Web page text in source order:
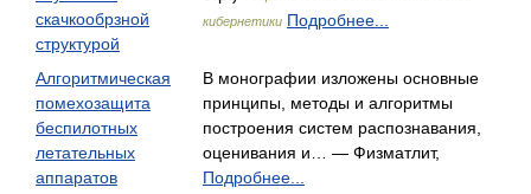
скачкообрзной
структурой
кибернетики Подробнее...
Алгоритмическая
помехозащита
беспилотных
летательных
аппаратов
В монографии изложены основные
принципы, методы и алгоритмы
построения систем распознавания,
оценивания и… — Физматлит,
Подробнее...